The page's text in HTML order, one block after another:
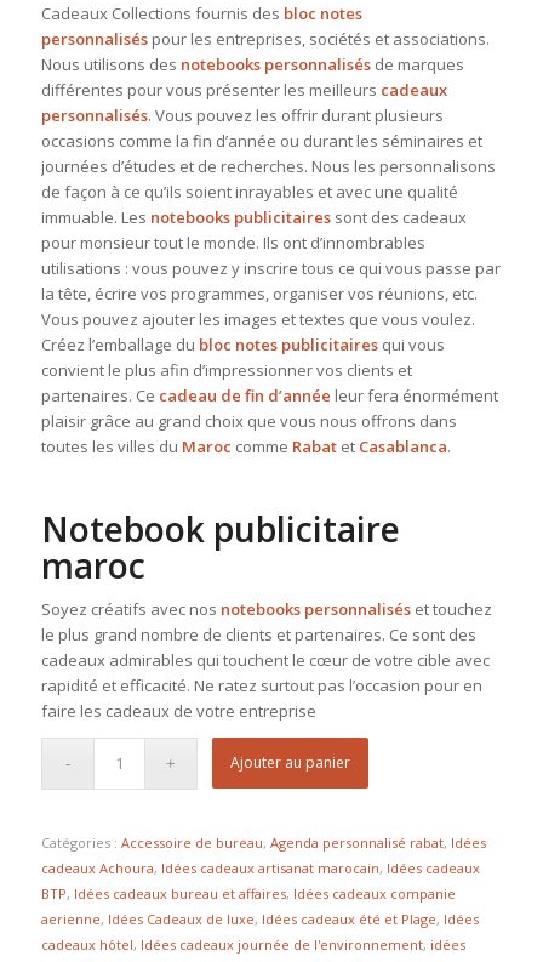
د.م.20.00.
د.م.18.00.
Cadeaux Collections fournis des bloc notes
personnaliséspour les entreprises, sociétés et associations.
Nous utilisons des notebooks personnalisésde marques
différentes pour vous présenter les meilleurs cadeaux
personnalisés. Vous pouvez les offrir durant plusieurs
occasions comme la fin d’année ou durant les séminaires et
journées d’études et de recherches. Nous les personnalisons
de façon à ce qu’ils soient inrayables et avec une qualité
immuable. Les notebooks publicitairessont des cadeaux
pour monsieur tout le monde. Ils ont d’innombrables
utilisations : vous pouvez y inscrire tous ce qui vous passe par
la tête, écrire vos programmes, organiser vos réunions, etc.
Vous pouvez ajouter les images et textes que vous voulez.
Créez l’emballage du bloc notes publicitairesqui vous
convient le plus afin d’impressionner vos clients et
partenaires. Ce cadeau de fin d’année leur fera énormément
plaisir grâce au grand choix que vous nous offrons dans
toutes les villes du Maroc comme Rabatet Casablanca.
Notebook publicitaire
maroc
Soyez créatifs avec nos notebooks personnaliséset touchez
le plus grand nombre de clients et partenaires. Ce sont des
cadeaux admirables qui touchent le cœur de votre cible avec
rapidité et efficacité. Ne ratez surtout pas l’occasion pour en
faire les cadeaux de votre entreprise
Ajouter au panier
Catégories : Accessoire de bureau, Agenda personnalisé rabat, Idées
cadeaux Achoura, Idées cadeaux artisanat marocain, Idées cadeaux
BTP, Idées cadeaux bureau et affaires, Idées cadeaux companie
aerienne, Idées Cadeaux de luxe, Idées cadeaux été et Plage, Idées
cadeaux hôtel, Idées cadeaux journée de l'environnement, idées